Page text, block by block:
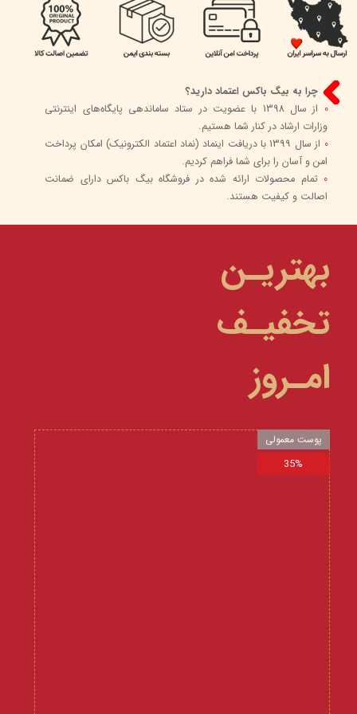
چرا به بیگ باکس اعتماد دارید؟
0
از سال 1398 با عضویت در ستاد ساماندهی پایگاه‌های اینترنتی
وزارات ارشاد در کنار شما هستیم.
0
از سال 1399 با دریافت اینماد (نماد اعتماد الکترونیک) امکان پرداخت
امن و آسان را برای شما فراهم کردیم.
0 تمام محصولات ارائه شده در فروشگاه بیگ باکس دارای ضمانت
اصالت و کیفیت هستند.
بهتریـن
تخفیـف
امـروز
پوست معمولی
35%